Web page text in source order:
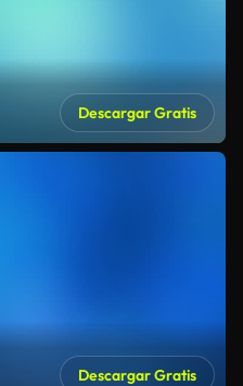
Descargar Gratis
Descargar Gratis